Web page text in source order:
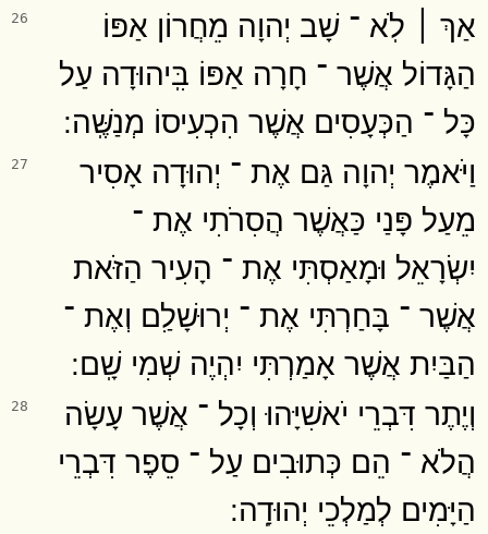
26
אַךְ ׀ לֹֽא ־ שָׁב יְהוָה מֵחֲרוֹן אַפּוֹ
הַגָּדוֹל אֲשֶׁר ־ חָרָה אַפּוֹ בִּֽיהוּדָה עַל
כָּל ־ הַכְּעָסִים אֲשֶׁר הִכְעִיסוֹ מְנַשֶּֽׁה ׃
27
וַיֹּאמֶר יְהוָה גַּם אֶת ־ יְהוּדָה אָסִיר
מֵעַל פָּנַי כַּאֲשֶׁר הֲסִרֹתִי אֶת ־
יִשְׂרָאֵל וּמָאַסְתִּי אֶת ־ הָעִיר הַזֹּאת
אֲשֶׁר ־ בָּחַרְתִּי אֶת ־ יְרוּשָׁלִַם וְאֶת ־
הַבַּיִת אֲשֶׁר אָמַרְתִּי יִהְיֶה שְׁמִי שָֽׁם ׃
28
וְיֶתֶר דִּבְרֵי יֹאשִׁיָּהוּ וְכָל ־ אֲשֶׁר עָשָׂה
הֲלֹא ־ הֵם כְּתוּבִים עַל ־ סֵפֶר דִּבְרֵי
הַיָּמִים לְמַלְכֵי יְהוּדָֽה ׃